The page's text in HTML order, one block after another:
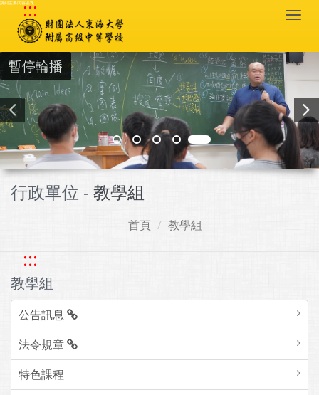
跳到主要內容區塊
:::
暫停輪播
行政單位 - 教學組
首頁 教學組
:::
教學組
公告訊息
法令規章
特色課程